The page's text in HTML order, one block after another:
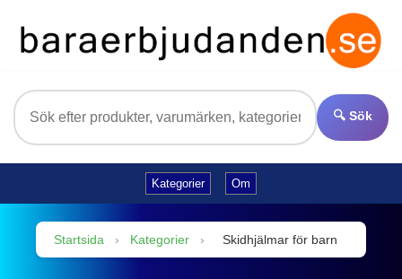
🔍 Sök
Kategorier Om
Startsida › Kategorier › Skidhjälmar för barn